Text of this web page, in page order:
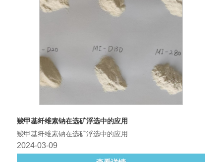
羧甲基纤维素钠在选矿浮选中的应用
羧甲基纤维素钠在选矿浮选中的应用
2024-03-09